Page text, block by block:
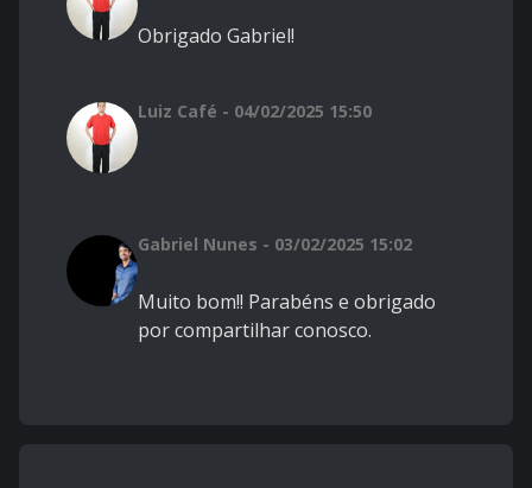
Obrigado Gabriel!
Luiz Café - 04/02/2025 15:50
Gabriel Nunes - 03/02/2025 15:02
Muito bom!! Parabéns e obrigado
por compartilhar conosco.